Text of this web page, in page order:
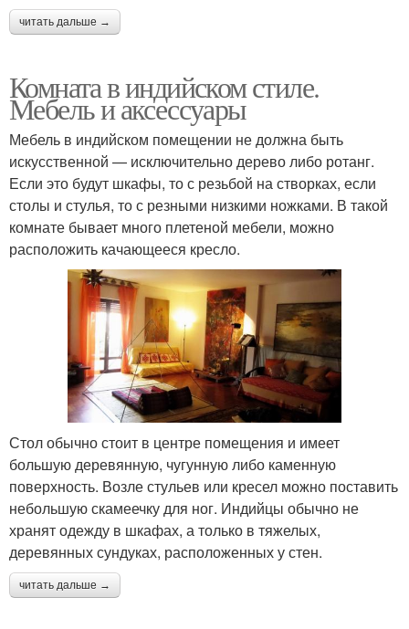
читать дальше →
Комната в индийском стиле.
Мебель и аксессуары
Мебель в индийском помещении не должна быть
искусственной — исключительно дерево либо ротанг.
Если это будут шкафы, то с резьбой на створках, если
столы и стулья, то с резными низкими ножками. В такой
комнате бывает много плетеной мебели, можно
расположить качающееся кресло.
Стол обычно стоит в центре помещения и имеет
большую деревянную, чугунную либо каменную
поверхность. Возле стульев или кресел можно поставить
небольшую скамеечку для ног. Индийцы обычно не
хранят одежду в шкафах, а только в тяжелых,
деревянных сундуках, расположенных у стен.
читать дальше →